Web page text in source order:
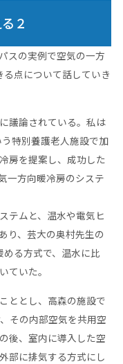
２
スの実例で空気の一方
点について話していき
議論されている。私は
特別養護老人施設で加
房を提案し、成功した
一方向暖冷房のシステ
テムと、温水や電気ヒ
り、芸大の奥村先生の
る方式で、温水に比
ていた。
ととし、高森の施設で
その内部空気を共用空
後、室内に導入した空
部に排気する方式にし